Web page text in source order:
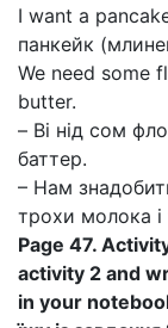
I want a
панкейк
We need some
butter.
– Ві нід сом
баттер.
– Нам
трохи молока
Page 47.
activity 2 and
in your